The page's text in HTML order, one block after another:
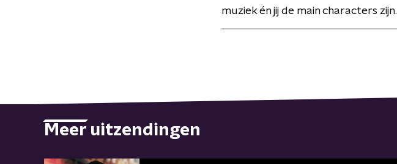
muziek én jij de main characters zijn.
Meer uitzendingen